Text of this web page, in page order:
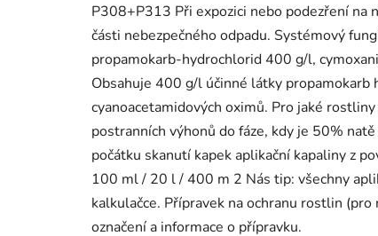
P308+P313 Při expozici nebo podezření
části nebezpečného odpadu. Systémový
propamokarb-hydrochlorid 400 g/l,
Obsahuje 400 g/l účinné látky
cyanoacetamidových oximů. Pro jaké
postranních výhonů do fáze, kdy je 50%
počátku skanutí kapek aplikační kapaliny z
100 ml / 20 l / 400 m 2 Nás tip: všechny
kalkulačce. Přípravek na ochranu rostlin
označení a informace o přípravku.